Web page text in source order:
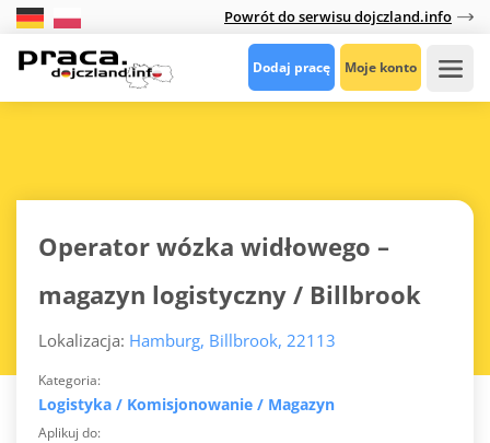
Powrót do serwisu dojczland.info
Dodaj pracę Moje konto
Operator wózka widłowego –
magazyn logistyczny / Billbrook
Lokalizacja: Hamburg, Billbrook, 22113
Kategoria
Logistyka / Komisjonowanie / Magazyn
Aplikuj do